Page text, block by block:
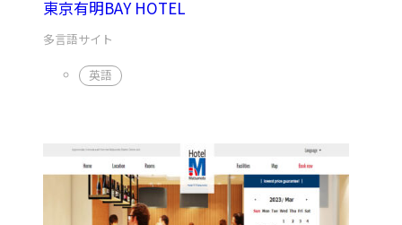
東京有明BAY HOTEL
多言語サイト
英語